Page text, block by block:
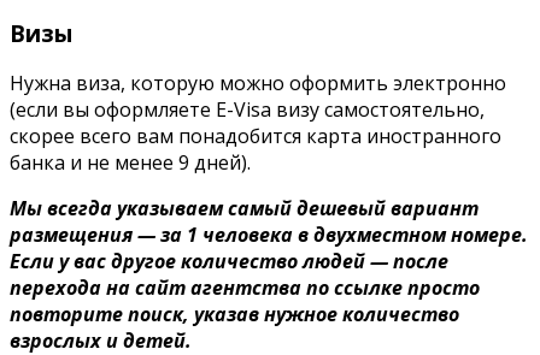
Визы
Нужна виза, которую можно оформить электронно
(если вы оформляете E-Visa визу самостоятельно,
скорее всего вам понадобится карта иностранного
банка и не менее 9 дней).
Мы всегда указываем самый дешевый вариант
размещения — за 1 человека в двухместном номере.
Если у вас другое количество людей — после
перехода на сайт агентства по ссылке просто
повторите поиск, указав нужное количество
взрослых и детей.